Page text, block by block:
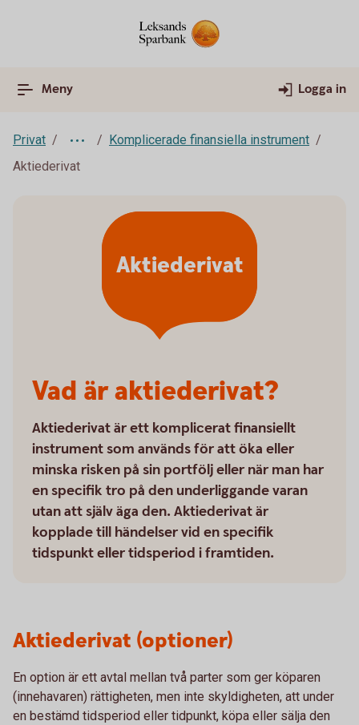
Meny Logga in
Privat
Komplicerade finansiella instrument
Aktiederivat
Vad är aktiederivat?
Aktiederivat är ett komplicerat finansiellt
instrument som används för att öka eller
minska risken på sin portfölj eller när man har
en specifik tro på den underliggande varan
utan att själv äga den. Aktiederivat är
kopplade till händelser vid en specifik
tidspunkt eller tidsperiod i framtiden.
Aktiederivat
Aktiederivat (optioner)
En option är ett avtal mellan två parter som ger köparen
(innehavaren) rättigheten, men inte skyldigheten, att under
en bestämd tidsperiod eller tidpunkt, köpa eller sälja den